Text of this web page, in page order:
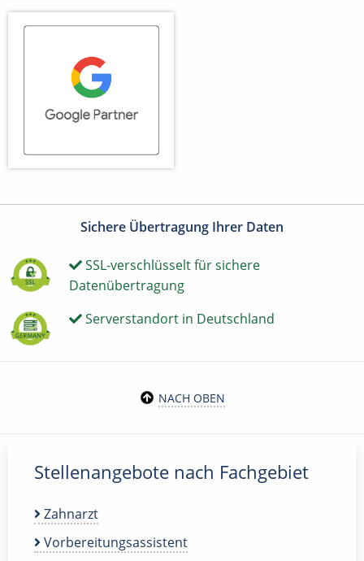
Sichere Übertragung Ihrer Daten
SSL-verschlüsselt für sichere
Datenübertragung
Serverstandort in Deutschland
NACH OBEN
Stellenangebote nach Fachgebiet
Zahnarzt
Vorbereitungsassistent